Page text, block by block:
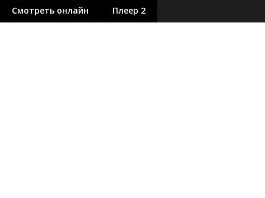
Смотреть онлайн Плеер 2